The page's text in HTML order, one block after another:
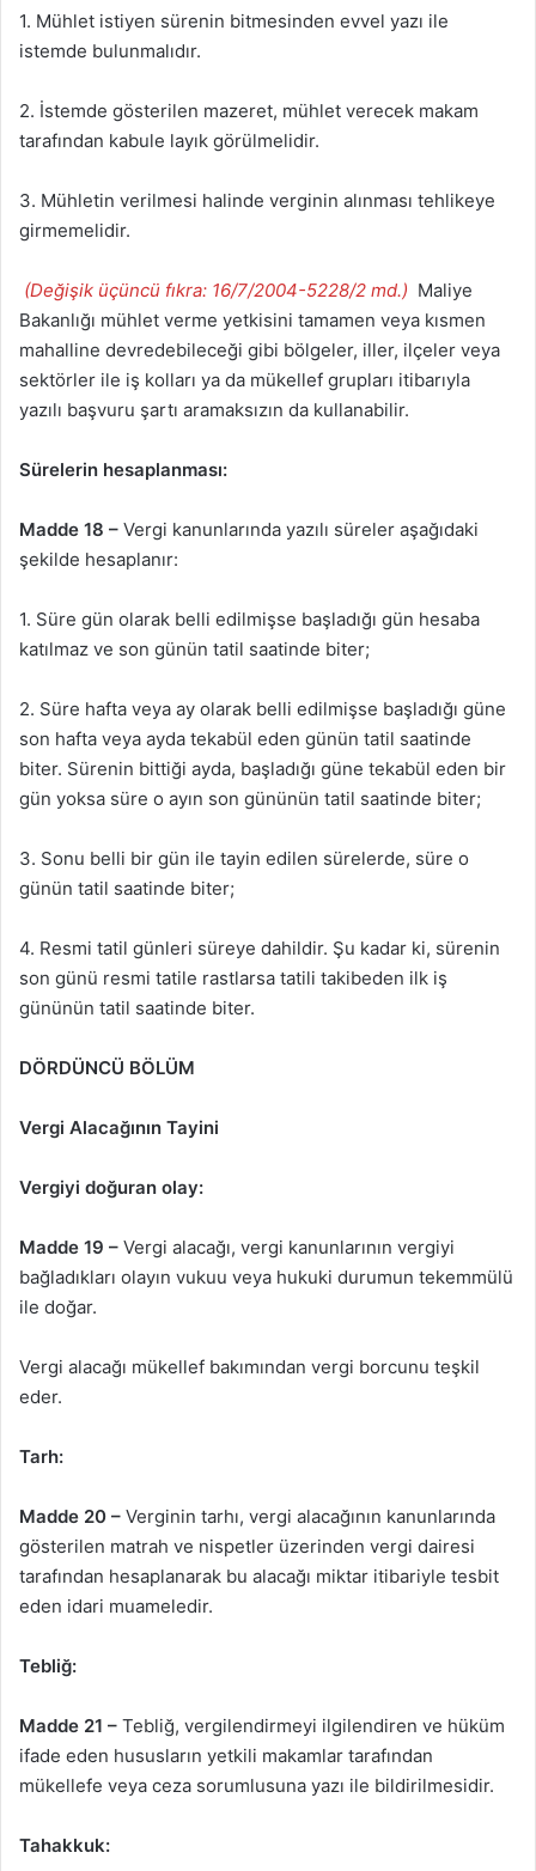
1. Mühlet istiyen sürenin bitmesinden evvel yazı ile
istemde bulunmalıdır.
2. İstemde gösterilen mazeret, mühlet verecek makam
tarafından kabule layık görülmelidir.
3. Mühletin verilmesi halinde verginin alınması tehlikeye
girmemelidir.
(Değişik üçüncü fıkra: 16/7/2004-5228/2 md.) Maliye
Bakanlığı mühlet verme yetkisini tamamen veya kısmen
mahalline devredebileceği gibi bölgeler, iller, ilçeler veya
sektörler ile iş kolları ya da mükellef grupları itibarıyla
yazılı başvuru şartı aramaksızın da kullanabilir.
Sürelerin hesaplanması:
Madde 18 – Vergi kanunlarında yazılı süreler aşağıdaki
şekilde hesaplanır:
1. Süre gün olarak belli edilmişse başladığı gün hesaba
katılmaz ve son günün tatil saatinde biter;
2. Süre hafta veya ay olarak belli edilmişse başladığı güne
son hafta veya ayda tekabül eden günün tatil saatinde
biter. Sürenin bittiği ayda, başladığı güne tekabül eden bir
gün yoksa süre o ayın son gününün tatil saatinde biter;
3. Sonu belli bir gün ile tayin edilen sürelerde, süre o
günün tatil saatinde biter;
4. Resmi tatil günleri süreye dahildir. Şu kadar ki, sürenin
son günü resmi tatile rastlarsa tatili takibeden ilk iş
gününün tatil saatinde biter.
DÖRDÜNCÜ BÖLÜM
Vergi Alacağının Tayini
Vergiyi doğuran olay:
Madde 19 – Vergi alacağı, vergi kanunlarının vergiyi
bağladıkları olayın vukuu veya hukuki durumun tekemmülü
ile doğar.
Vergi alacağı mükellef bakımından vergi borcunu teşkil
eder.
Tarh:
Madde 20 – Verginin tarhı, vergi alacağının kanunlarında
gösterilen matrah ve nispetler üzerinden vergi dairesi
tarafından hesaplanarak bu alacağı miktar itibariyle tesbit
eden idari muameledir.
Tebliğ:
Madde 21 – Tebliğ, vergilendirmeyi ilgilendiren ve hüküm
ifade eden hususların yetkili makamlar tarafından
mükellefe veya ceza sorumlusuna yazı ile bildirilmesidir.
Tahakkuk: